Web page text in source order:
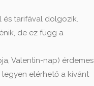
és tarifával dolgozik.
de ez függ a
Valentin-nap) érdemes
elérhető a kívánt